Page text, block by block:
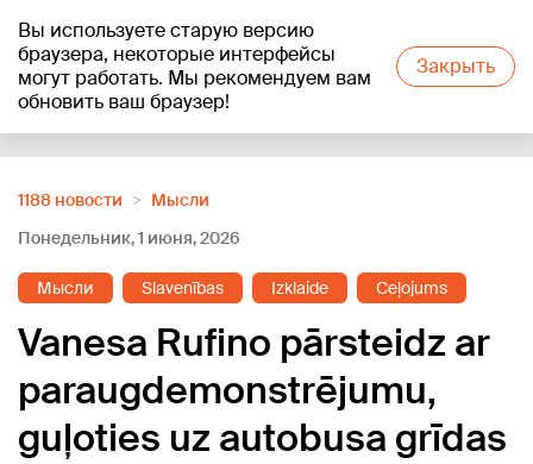
Вы используете старую версию
браузера, некоторые интерфейсы
могут работать. Мы рекомендуем вам
обновить ваш браузер!
Закрыть
+19°C
1188 новости
Мысли
Понедельник, 1 июня, 2026
Мысли Slavenības Izklaide Ceļojums
Vanesa Rufino pārsteidz ar
paraugdemonstrējumu,
guļoties uz autobusa grīdas